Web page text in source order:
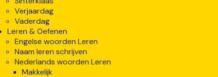
Verjaardag
Vaderdag
Leren & Oefenen
Engelse woorden Leren
Naam leren schrijven
Nederlands woorden Leren
Makkelijk